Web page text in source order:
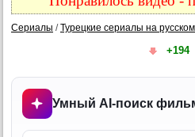
Сериалы /Турецкие сериалы на
+194
Умный AI-поиск